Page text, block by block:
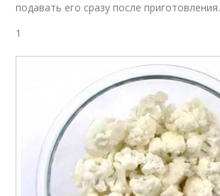
подавать его сразу после приготовления.
1